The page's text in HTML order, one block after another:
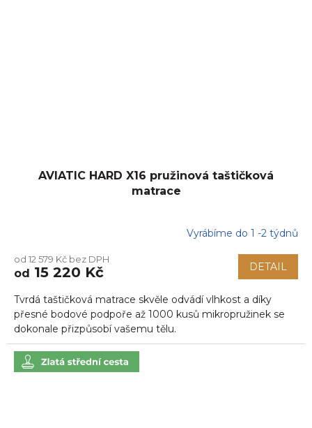
AVIATIC HARD X16 pružinová taštičková
matrace
Vyrábíme do 1 -2 týdnů
od 12 579 Kč bez DPH
od 15 220 Kč DETAIL
Tvrdá taštičková matrace skvěle odvádí vlhkost a díky
přesné bodové podpoře až 1000 kusů mikropružinek se
dokonale přizpůsobí vašemu tělu.